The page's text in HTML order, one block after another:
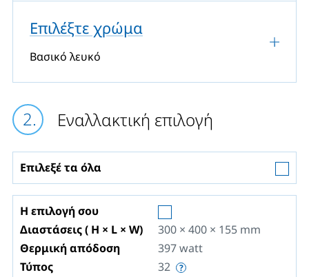
Επιλέξτε χρώμα
Βασικό λευκό
Εναλλακτική επιλογή
Επιλεξέ τα όλα
Η επιλογή σου
Διαστάσεις ( H × L × W)
300 × 400 × 155 mm
Θερμική απόδοση
397watt
Τύπος
32